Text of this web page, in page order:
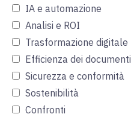
IA e automazione
Analisi e ROI
Trasformazione digitale
Efficienza dei documenti
Sicurezza e conformità
Sostenibilità
Confronti